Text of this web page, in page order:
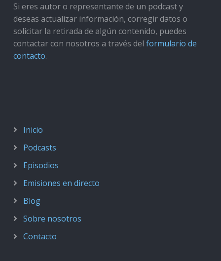
Si eres autor o representante de un podcast y
deseas actualizar información, corregir datos o
solicitar la retirada de algún contenido, puedes
contactar con nosotros a través del formulario de
contacto.
Inicio
Podcasts
Episodios
Emisiones en directo
Blog
Sobre nosotros
Contacto